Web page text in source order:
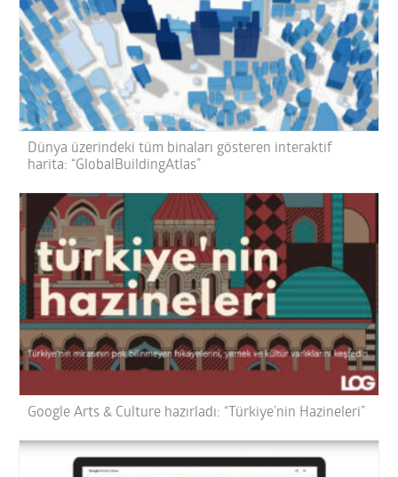
Dünya üzerindeki tüm binaları gösteren interaktif
harita: “GlobalBuildingAtlas”
Google Arts & Culture hazırladı: “Türkiye’nin Hazineleri”